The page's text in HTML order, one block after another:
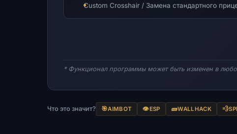
Custom Crosshair / Замена стандартного
* Функционал программы может быть изменен в
Что это значит? 🎯AIMBOT 👁️ESP 🧱WALLHACK 💨